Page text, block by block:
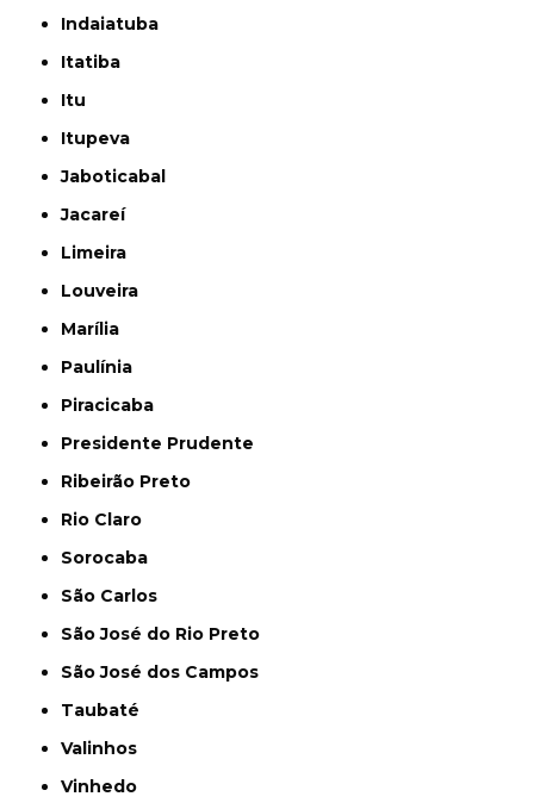
Indaiatuba
Itatiba
Itu
Itupeva
Jaboticabal
Jacareí
Limeira
Louveira
Marília
Paulínia
Piracicaba
Presidente Prudente
Ribeirão Preto
Rio Claro
Sorocaba
São Carlos
São José do Rio Preto
São José dos Campos
Taubaté
Valinhos
Vinhedo